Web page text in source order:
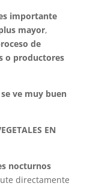
importante
mayor,
de
o productores
se ve muy buen
EN
nocturnos
directamente